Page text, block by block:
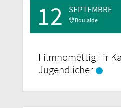
12 SEPTEMBRE
Boulaide
Filmnomëttig Fir
Jugendlicher